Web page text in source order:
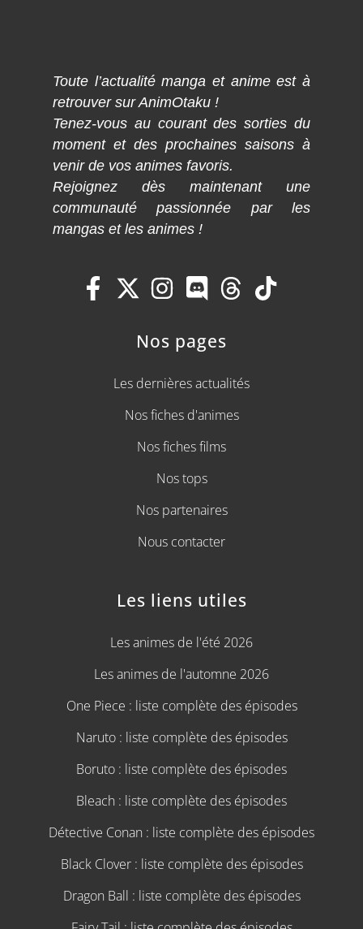
Toute l’actualité manga et anime est à
retrouver sur AnimOtaku !
Tenez-vous au courant des sorties du
moment et des prochaines saisons à
venir de vos animes favoris.
Rejoignez dès maintenant une
communauté passionnée par les
mangas et les animes !
Nos pages
Les dernières actualités
Nos fiches d'animes
Nos fiches films
Nos tops
Nos partenaires
Nous contacter
Les liens utiles
Les animes de l'été 2026
Les animes de l'automne 2026
One Piece : liste complète des épisodes
Naruto : liste complète des épisodes
Boruto : liste complète des épisodes
Bleach : liste complète des épisodes
Détective Conan : liste complète des épisodes
Black Clover : liste complète des épisodes
Dragon Ball : liste complète des épisodes